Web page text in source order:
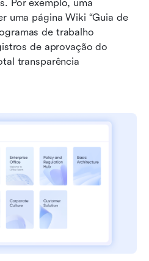
Por exemplo, uma
uma página Wiki “Guia de
de trabalho
de aprovação do
transparência